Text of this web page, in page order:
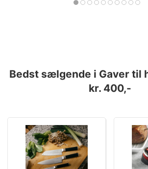
Bedst sælgende i Gaver til
kr. 400,-